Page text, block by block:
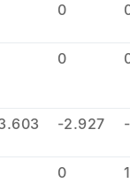
0
0
-2.927
0